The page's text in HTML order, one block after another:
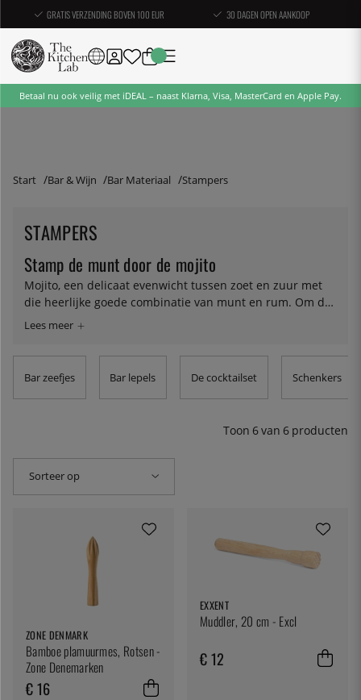
GRATIS VERZENDING BOVEN 100 EUR 30 DAGEN OPEN AANKOOP
Betaal nu ook veilig met iDEAL – naast Klarna, Visa, MasterCard en Apple Pay.
Start Bar & Wijn Bar Materiaal Stampers
STAMPERS
Stamp de munt door de mojito
Mojito, een delicaat evenwicht tussen zoet en zuur met
die heerlijke goede combinatie van munt en rum. Om de
smaken uit de muntblaadjes en in de drank te krijgen,
vloeistof. Voor die taak is er natuurlijk een eenvoudige en
goed gemaakte oplossing: de stamper. Bij ons vind je
muddlers van goede kwaliteit van diverse fabrikanten.
Voor andere doeleinden dan het maken van mojito's, kun
Bar zeefjes Bar lepels De cocktailset Schenkers
Toon 6van 6 producten
Sorteer op
ZONE DENMARK
Bamboe plamuurmes, Rotsen -
Zone Denemarken
€ 16
EXXENT
Muddler, 20 cm - Excl
€ 12